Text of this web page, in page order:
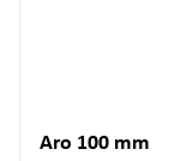
Aro 100 mm